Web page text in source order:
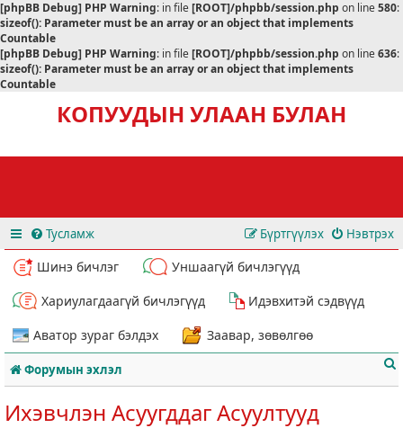
[phpBB Debug] PHP Warning: in file[ROOT]/phpbb/session.php on line580:
sizeof(): Parameter must be an array or an object that implements
Countable
[phpBB Debug] PHP Warning: in file[ROOT]/phpbb/session.php on line636:
sizeof(): Parameter must be an array or an object that implements
Countable
КОПУУДЫН УЛААН БУЛАН
Тусламж Нэвтрэх
Бүртгүүлэх
Шинэ бичлэг
Уншаагүй бичлэгүүд
Хариулагдаагүй бичлэгүүд
Идэвхитэй сэдвүүд
Аватор зураг бэлдэх
Заавар, зөвөлгөө
Форумын эхлэл
Ихэвчлэн Асуугддаг Асуултууд